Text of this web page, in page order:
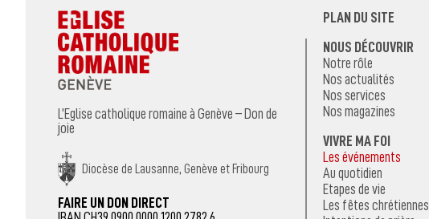
L’Eglise catholique romaine à Genève – Don de
joie
Diocèse de Lausanne, Genève et Fribourg
FAIRE UN DON DIRECT
PLAN DU SITE
NOUS DÉCOUVRIR
Notre rôle
Nos actualités
Nos services
Nos magazines
VIVRE MA FOI
Les événements
Au quotidien
Etapes de vie
Les fêtes chrétiennes